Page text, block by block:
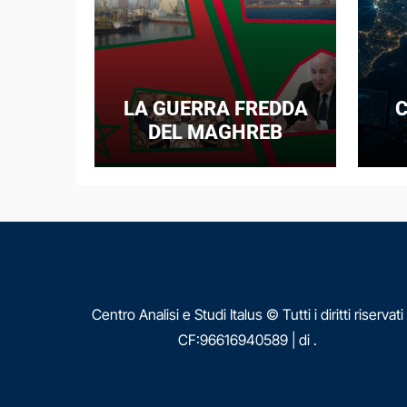
LA GUERRA FREDDA
DEL MAGHREB
Centro Analisi e Studi Italus © Tutti i diritti riservati
CF:96616940589 di .